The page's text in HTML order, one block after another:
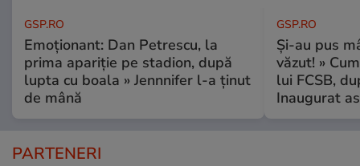
GSP.RO
Emoționant: Dan Petrescu, la
prima apariție pe stadion, după
lupta cu boala » Jennnifer l-a ținut
de mână
GSP.RO
Și-au pus
văzut! »
lui FCSB,
Inaugurat
PARTENERI